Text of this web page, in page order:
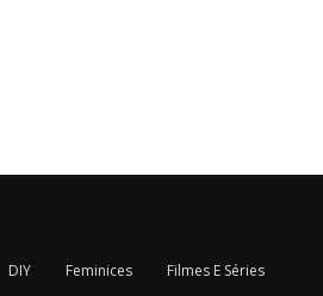
DIY Feminices
Filmes E Séries